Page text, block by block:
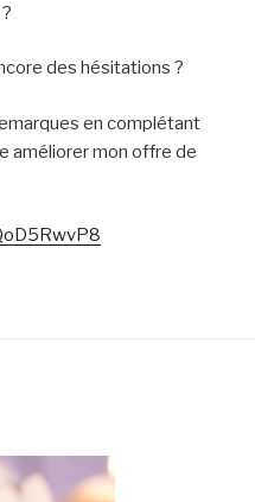
des hésitations ?
en complétant
améliorer mon offre de